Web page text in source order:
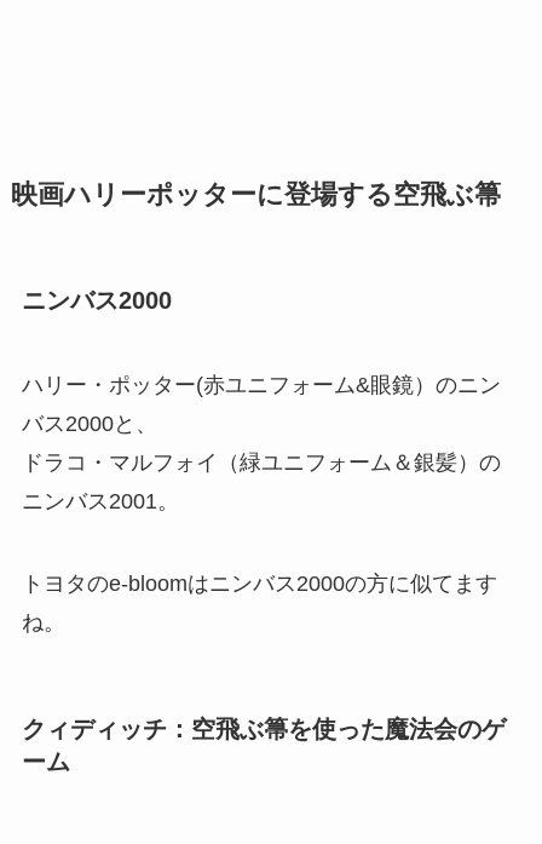
映画ハリーポッターに登場する空飛ぶ箒
ニンバス2000
ハリー・ポッター(赤ユニフォーム&眼鏡）のニン
バス2000と、
ドラコ・マルフォイ（緑ユニフォーム＆銀髪）の
ニンバス2001。
トヨタのe-bloomはニンバス2000の方に似てます
ね。
クィディッチ：空飛ぶ箒を使った魔法会のゲ
ーム